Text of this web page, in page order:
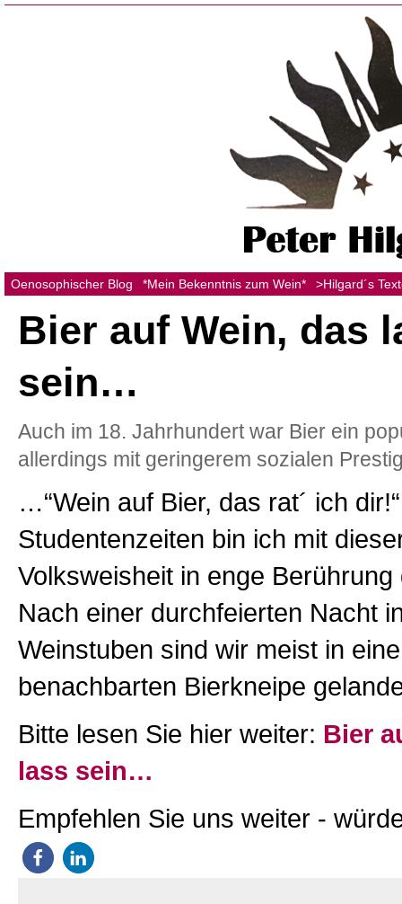
Oenosophischer Blog *Mein Bekenntnis zum Wein* >Hilgard´s
Bier auf Wein, das
sein…
Auch im 18. Jahrhundert war Bier ein
allerdings mit geringerem sozialen
…“Wein auf Bier, das rat´ ich
Studentenzeiten bin ich mit
Volksweisheit in enge
Nach einer durchfeierten Nacht
Weinstuben sind wir meist in
benachbarten Bierkneipe
Bitte lesen Sie hier weiter: Bier
lass sein…
Empfehlen Sie uns weiter -